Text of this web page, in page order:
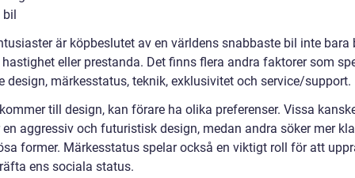
bil
är köpbeslutet av en världens snabbaste bil inte bara
eller prestanda. Det finns flera andra faktorer som
design, märkesstatus, teknik, exklusivitet och service/support.
till design, kan förare ha olika preferenser. Vissa
aggressiv och futuristisk design, medan andra söker mer
former. Märkesstatus spelar också en viktigt roll för att
ens sociala status.